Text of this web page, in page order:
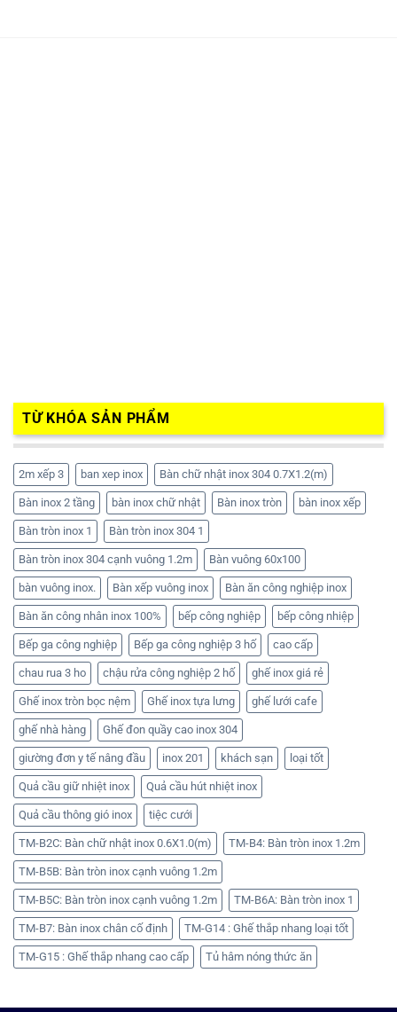
TỪ KHÓA SẢN PHẨM
2m xếp 3 ban xep inox Bàn chữ nhật inox 304 0.7X1.2(m)
Bàn inox 2 tầng bàn inox chữ nhật Bàn inox tròn bàn inox xếp
Bàn tròn inox 1 Bàn tròn inox 304 1
Bàn tròn inox 304 cạnh vuông 1.2m Bàn vuông 60x100
bàn vuông inox. Bàn xếp vuông inox Bàn ăn công nghiệp inox
Bàn ăn công nhân inox 100% bếp công nghiệp bếp công nhiệp
Bếp ga công nghiệp Bếp ga công nghiệp 3 hố cao cấp
chau rua 3 ho chậu rửa công nghiệp 2 hố ghế inox giá rẻ
Ghế inox tròn bọc nệm Ghế inox tựa lưng ghế lưới cafe
ghế nhà hàng Ghế đon quầy cao inox 304
giường đơn y tế nâng đầu inox 201 khách sạn loại tốt
Quả cầu giữ nhiệt inox Quả cầu hút nhiệt inox
Quả cầu thông gió inox tiệc cưới
TM-B2C: Bàn chữ nhật inox 0.6X1.0(m) TM-B4: Bàn tròn inox 1.2m
TM-B5B: Bàn tròn inox cạnh vuông 1.2m
TM-B5C: Bàn tròn inox cạnh vuông 1.2m TM-B6A: Bàn tròn inox 1
TM-B7: Bàn inox chân cố định TM-G14 : Ghế thắp nhang loại tốt
TM-G15 : Ghế thắp nhang cao cấp Tủ hâm nóng thức ăn